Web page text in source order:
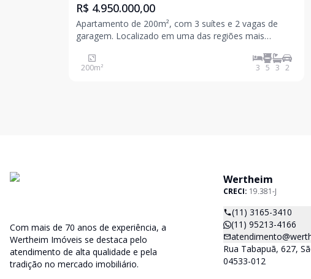
R$ 4.950.000,00
Apartamento de 200m², com 3 suítes e 2 vagas de
garagem. Localizado em uma das regiões mais
excelente infraestrutura para moradores e visitantes,
incluindo 12 vagas para visitantes. A localização é
200m² 3 5 3 2
Com mais de 70 anos de experiência, a
Wertheim Imóveis se destaca pelo
atendimento de alta qualidade e pela
tradição no mercado imobiliário.
Wertheim
CRECI: 19.381-J
(11) 3165-3410
(11) 95213-4166
Rua Tabapuã, 627,
04533-012